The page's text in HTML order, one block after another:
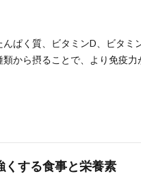
んぱく質、ビタミンD、ビタミ
類から摂ることで、より免疫力
くする食事と栄養素